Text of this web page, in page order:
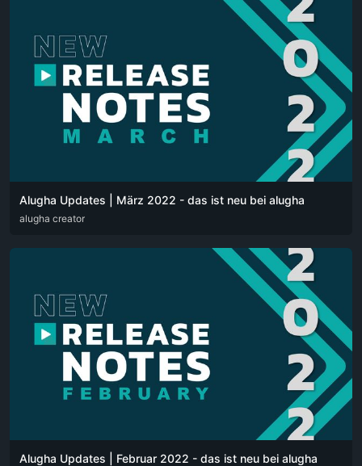
Alugha Updates | März 2022 - das ist neu bei alugha
DEU ENG
alugha creator
Alugha Updates | Februar 2022 - das ist neu bei alugha